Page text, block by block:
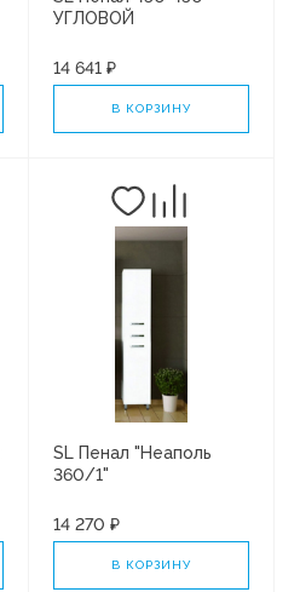
УГЛОВОЙ
14 641 ₽
В КОРЗИНУ
SL Пенал "Неаполь
360/1"
14 270 ₽
В КОРЗИНУ